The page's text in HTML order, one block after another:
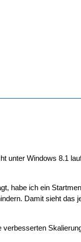
unter Windows 8.1
habe ich ein
Damit sieht das